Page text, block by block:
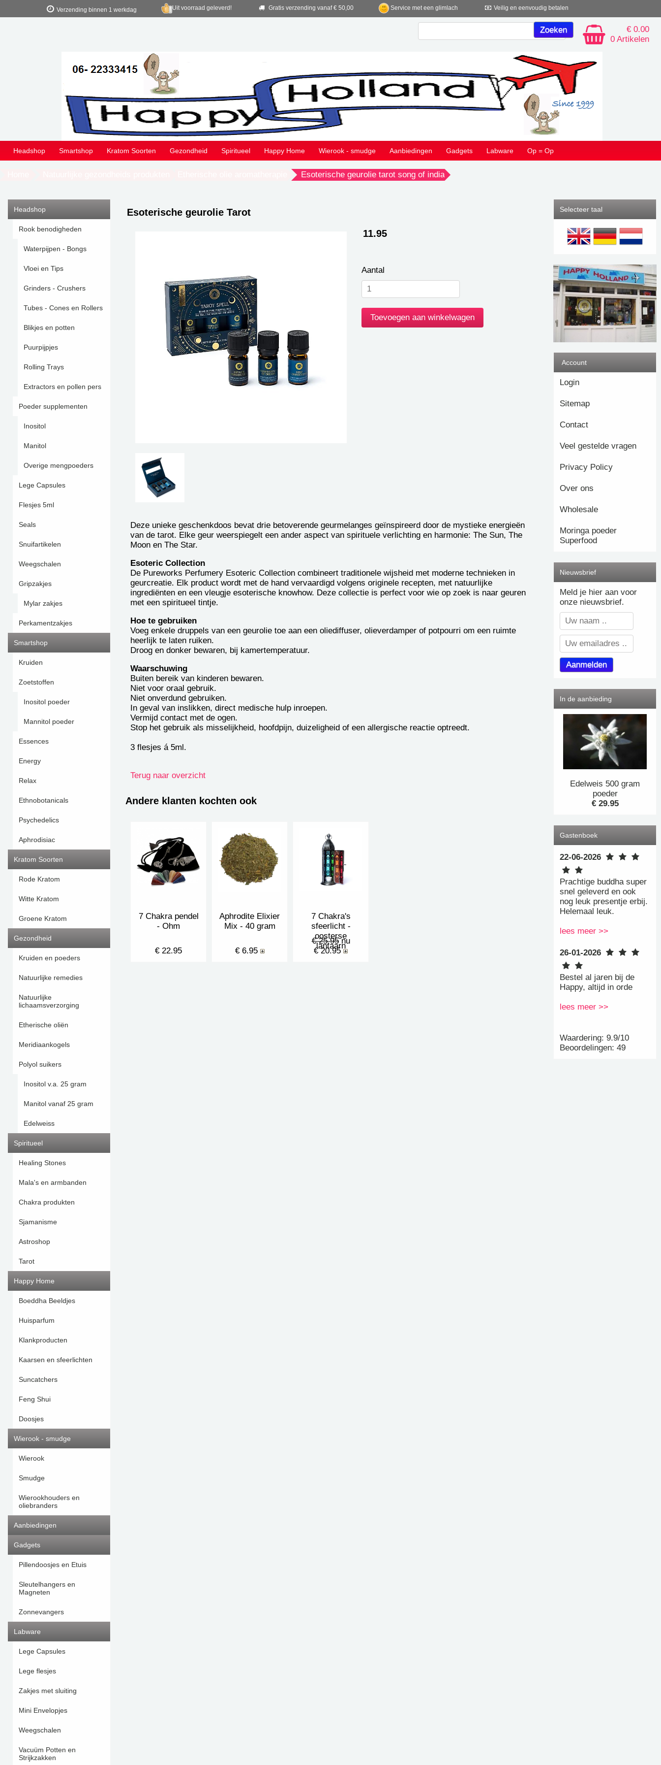
Verzending binnen 1 werkdag Uit voorraad geleverd! Gratis verzending vanaf € 50,00 Service met een glimlach Veilig en eenvoudig betalen
€ 0.00
0 Artikelen
Headshop Smartshop Kratom Soorten Gezondheid Spiritueel Happy Home Wierook - smudge Aanbiedingen Gadgets Labware Op = Op
Esoterische geurolie tarot song of india
Headshop
Rook benodigheden
Waterpijpen - Bongs
Vloei en Tips
Grinders - Crushers
Tubes - Cones en Rollers
Blikjes en potten
Puurpijpjes
Rolling Trays
Extractors en pollen pers
Poeder supplementen
Inositol
Manitol
Overige mengpoeders
Lege Capsules
Flesjes 5ml
Seals
Snuifartikelen
Weegschalen
Gripzakjes
Mylar zakjes
Perkamentzakjes
Smartshop
Kruiden
Zoetstoffen
Inositol poeder
Mannitol poeder
Essences
Energy
Relax
Ethnobotanicals
Psychedelics
Aphrodisiac
Kratom Soorten
Rode Kratom
Witte Kratom
Groene Kratom
Gezondheid
Kruiden en poeders
Natuurlijke remedies
Natuurlijke
lichaamsverzorging
Etherische oliën
Meridiaankogels
Polyol suikers
Inositol v.a. 25 gram
Manitol vanaf 25 gram
Edelweiss
Spiritueel
Healing Stones
Mala's en armbanden
Chakra produkten
Sjamanisme
Astroshop
Tarot
Happy Home
Boeddha Beeldjes
Huisparfum
Klankproducten
Kaarsen en sfeerlichten
Suncatchers
Feng Shui
Doosjes
Wierook - smudge
Wierook
Smudge
Wierookhouders en
oliebranders
Aanbiedingen
Gadgets
Pillendoosjes en Etuis
Sleutelhangers en
Magneten
Zonnevangers
Labware
Lege Capsules
Lege flesjes
Zakjes met sluiting
Mini Envelopjes
Weegschalen
Vacuüm Potten en
Strijkzakken
Esoterische geurolie Tarot
11.95
Aantal
Deze unieke geschenkdoos bevat drie betoverende geurmelanges geïnspireerd door de mystieke energieën
van de tarot. Elke geur weerspiegelt een ander aspect van spirituele verlichting en harmonie: The Sun, The
Moon en The Star.
Esoteric Collection
De Pureworks Perfumery Esoteric Collection combineert traditionele wijsheid met moderne technieken in
geurcreatie. Elk product wordt met de hand vervaardigd volgens originele recepten, met natuurlijke
ingrediënten en een vleugje esoterische knowhow. Deze collectie is perfect voor wie op zoek is naar geuren
met een spiritueel tintje.
Hoe te gebruiken
Voeg enkele druppels van een geurolie toe aan een oliediffuser, olieverdamper of potpourri om een ruimte
heerlijk te laten ruiken.
Droog en donker bewaren, bij kamertemperatuur.
Waarschuwing
Buiten bereik van kinderen bewaren.
Niet voor oraal gebruik.
Niet onverdund gebruiken.
In geval van inslikken, direct medische hulp inroepen.
Vermijd contact met de ogen.
Stop het gebruik als misselijkheid, hoofdpijn, duizeligheid of een allergische reactie optreedt.
3 flesjes á 5ml.
Terug naar overzicht
Andere klanten kochten ook
7 Chakra pendel
- Ohm
€ 22.95
Aphrodite Elixier
Mix - 40 gram
€ 6.95
7 Chakra's
sfeerlicht -
oosterse
lantaarn
€ 25.95nu
€ 20.95
Selecteer taal
Account
Login
Sitemap
Contact
Veel gestelde vragen
Privacy Policy
Over ons
Wholesale
Moringa poeder
Superfood
Nieuwsbrief
Meld je hier aan voor
onze nieuwsbrief.
In de aanbieding
Edelweis 500 gram
poeder
€ 29.95
Gastenboek
22-06-2026
Prachtige buddha super
snel geleverd en ook
nog leuk presentje erbij.
Helemaal leuk.
lees meer >>
26-01-2026
Bestel al jaren bij de
Happy, altijd in orde
lees meer >>
Waardering: 9.9/10
Beoordelingen: 49